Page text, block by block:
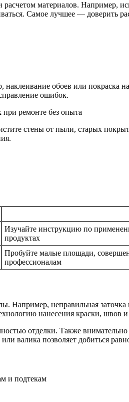
материалов. Например,
Самое лучшее — доверить
обоев или покраска
ошибок.
стены от пыли, старых
Изучайте инструкцию по
продуктах
Пробуйте малые площади,
профессионалам
Например, неправильная
нанесения краски, швов и
отделки. Также
валика позволяет добиться
и подтекам